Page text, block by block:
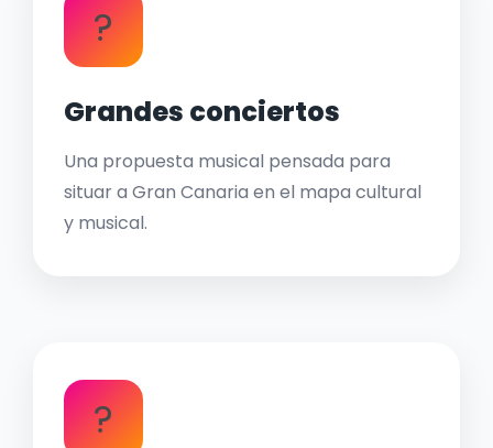
?
Grandes conciertos
Una propuesta musical pensada para
situar a Gran Canaria en el mapa cultural
y musical.
?